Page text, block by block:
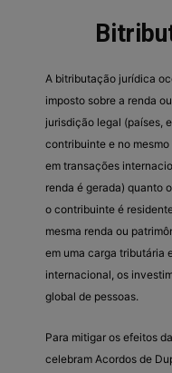
A bitributação jurídica
imposto sobre a renda
jurisdição legal (países,
contribuinte e no
em transações
renda é gerada) quanto
o contribuinte é
mesma renda ou
em uma carga tributária
internacional, os
global de pessoas.
Para mitigar os efeitos
celebram Acordos de